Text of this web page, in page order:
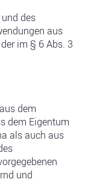
des
aus
im § 6 Abs. 3
dem
dem Eigentum
als auch aus
und